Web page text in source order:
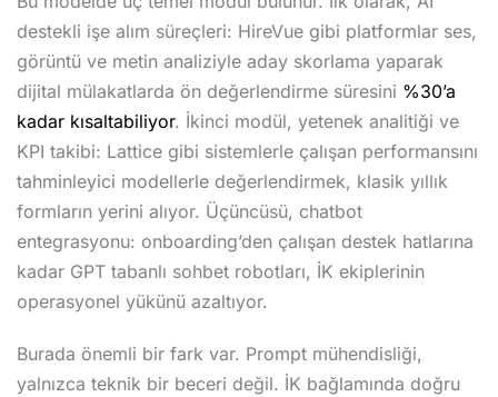
destekli işe alım süreçleri: HireVue gibi platformlar ses,
görüntü ve metin analiziyle aday skorlama yaparak
dijital mülakatlarda ön değerlendirme süresini %30’a
kadar kısaltabiliyor. İkinci modül, yetenek analitiği ve
KPI takibi: Lattice gibi sistemlerle çalışan performansını
tahminleyici modellerle değerlendirmek, klasik yıllık
formların yerini alıyor. Üçüncüsü, chatbot
entegrasyonu: onboarding’den çalışan destek hatlarına
kadar GPT tabanlı sohbet robotları, İK ekiplerinin
operasyonel yükünü azaltıyor.
Burada önemli bir fark var. Prompt mühendisliği,
yalnızca teknik bir beceri değil. İK bağlamında doğru